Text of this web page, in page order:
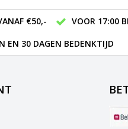
€50,-
VOOR 17:00
EN 30 DAGEN BEDENKTIJD